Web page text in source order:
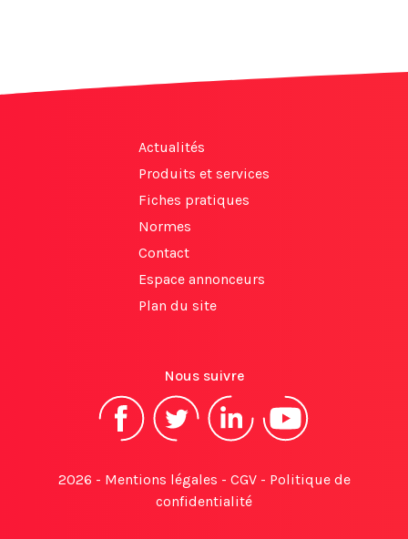
Actualités
Produits et services
Fiches pratiques
Normes
Contact
Espace annonceurs
Plan du site
Nous suivre
2026 - Mentions légales - CGV- Politique de
confidentialité